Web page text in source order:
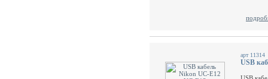
арт 11314
USB